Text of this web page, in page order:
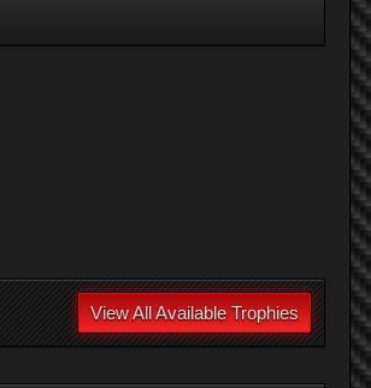
View All Available Trophies